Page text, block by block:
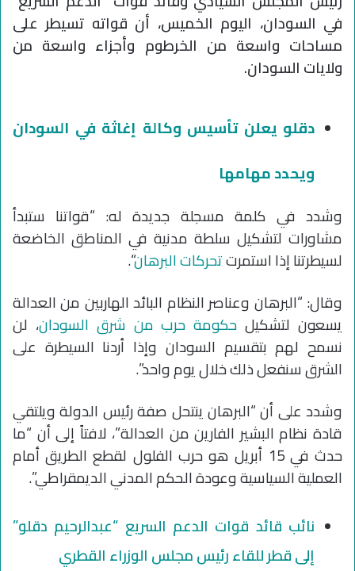
في السودان، اليوم الخميس، أن قواته تسيطر على
مساحات واسعة من الخرطوم وأجزاء واسعة من
ولايات السودان.
دقلو يعلن تأسيس وكالة إغاثة في السودان
ويحدد مهامها
وشدد في كلمة مسجلة جديدة له: “قواتنا ستبدأ
مشاورات لتشكيل سلطة مدنية في المناطق الخاضعة
لسيطرتنا إذا استمرتتحركات البرهان“.
وقال: “البرهان وعناصر النظام البائد الهاربين من العدالة
يسعون لتشكيلحكومة حرب من شرق السودان، لن
نسمح لهم بتقسيم السودان وإذا أردنا السيطرة على
الشرق سنفعل ذلك خلال يوم واحد”.
وشدد على أن “البرهان ينتحل صفة رئيس الدولة ويلتقي
قادة نظام البشير الفارين من العدالة”، لافتاً إلى أن “ما
حدث في 15 أبريل هو حرب الفلول لقطع الطريق أمام
العملية السياسية وعودة الحكم المدني الديمقراطي”.
نائب قائد قوات الدعم السريع “عبدالرحيم دقلو”
إلى قطر للقاء رئيس مجلس الوزراء القطري